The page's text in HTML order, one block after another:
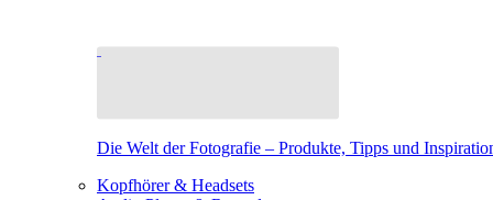
Die Welt der Fotografie – Produkte, Tipps und
Kopfhörer & Headsets